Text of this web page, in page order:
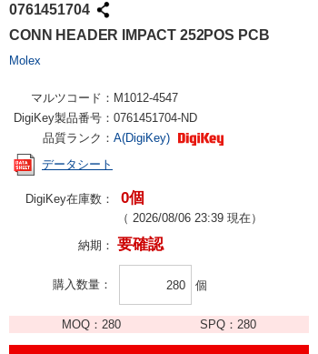
0761451704
CONN HEADER IMPACT 252POS PCB
Molex
マルツコード： M1012-4547
DigiKey製品番号： 0761451704-ND
品質ランク： A(DigiKey)
データシート
DigiKey在庫数： 0個
（ 2026/08/06 23:39 現在）
納期： 要確認
購入数量 個
MOQ：280 SPQ： 280